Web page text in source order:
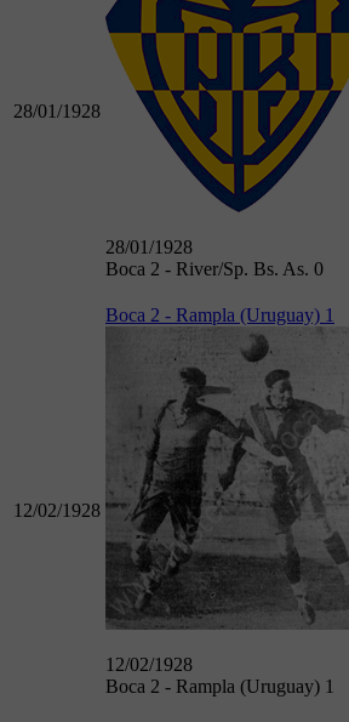
28/01/1928
28/01/1928
Boca 2 - River/Sp. Bs. As. 0
12/02/1928
Boca 2 - Rampla (Uruguay) 1
12/02/1928
Boca 2 - Rampla (Uruguay) 1